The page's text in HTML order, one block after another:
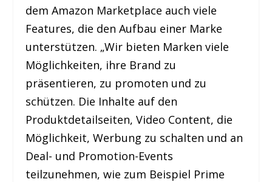
dem Amazon Marketplace auch viele
Features, die den Aufbau einer Marke
unterstützen. „Wir bieten Marken viele
Möglichkeiten, ihre Brand zu
präsentieren, zu promoten und zu
schützen. Die Inhalte auf den
Produktdetailseiten, Video Content, die
Möglichkeit, Werbung zu schalten und an
Deal- und Promotion-Events
teilzunehmen, wie zum Beispiel Prime